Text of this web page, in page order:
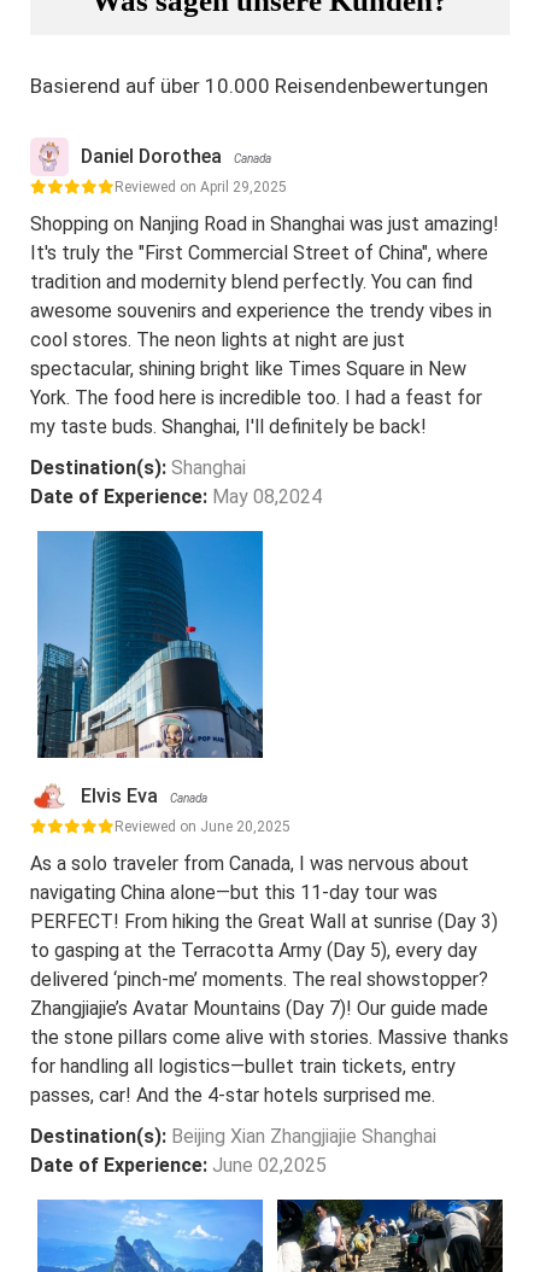
Basierend auf über 10.000 Reisendenbewertungen
Daniel Dorothea Canada
Reviewed on April 29,2025
Shopping on Nanjing Road in Shanghai was just amazing!
It's truly the "First Commercial Street of China", where
tradition and modernity blend perfectly. You can find
awesome souvenirs and experience the trendy vibes in
cool stores. The neon lights at night are just
spectacular, shining bright like Times Square in New
York. The food here is incredible too. I had a feast for
my taste buds. Shanghai, I'll definitely be back!
Destination(s): Shanghai
Date of Experience: May 08,2024
Elvis Eva Canada
Reviewed on June 20,2025
As a solo traveler from Canada, I was nervous about
navigating China alone—but this 11-day tour was
PERFECT! From hiking the Great Wall at sunrise (Day 3)
to gasping at the Terracotta Army (Day 5), every day
delivered ‘pinch-me’ moments. The real showstopper?
Zhangjiajie’s Avatar Mountains (Day 7)! Our guide made
the stone pillars come alive with stories. Massive thanks
for handling all logistics—bullet train tickets, entry
passes, car! And the 4-star hotels surprised me.
Destination(s): Beijing Xian Zhangjiajie Shanghai
Date of Experience: June 02,2025